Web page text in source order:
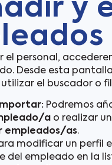
y
el personal,
Desde esta
el buscador o
Podremos
ao realizar
empleados/as.
modificar un perfil
del empleado en la